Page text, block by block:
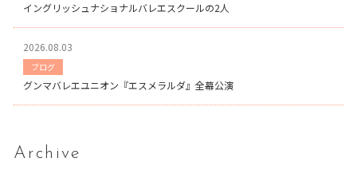
イングリッシュナショナルバレエスクールの2人
2026.08.03
ブログ
グンマバレエユニオン『エスメラルダ』全幕公演
Archive